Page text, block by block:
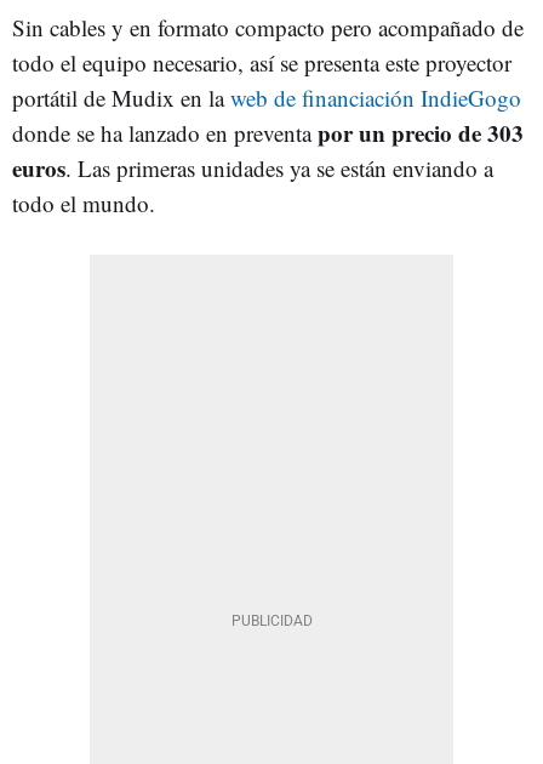
Sin cables y en formato compacto pero acompañado de
todo el equipo necesario, así se presenta este proyector
portátil de Mudix en laweb de financiación IndieGogo
donde se ha lanzado en preventapor un precio de 303
euros. Las primeras unidades ya se están enviando a
todo el mundo.